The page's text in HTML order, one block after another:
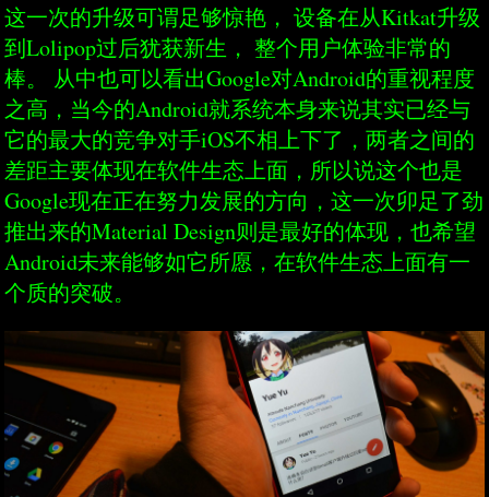
这一次的升级可谓足够惊艳， 设备在从Kitkat升级
到Lolipop过后犹获新生， 整个用户体验非常的
棒。 从中也可以看出Google对Android的重视程度
之高，当今的Android就系统本身来说其实已经与
它的最大的竞争对手iOS不相上下了，两者之间的
差距主要体现在软件生态上面，所以说这个也是
Google现在正在努力发展的方向，这一次卯足了劲
推出来的Material Design则是最好的体现，也希望
Android未来能够如它所愿，在软件生态上面有一
个质的突破。